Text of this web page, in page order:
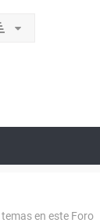
en este Foro